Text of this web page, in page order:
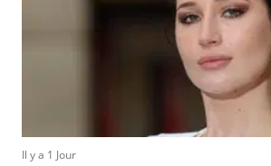
Il y a 1 Jour